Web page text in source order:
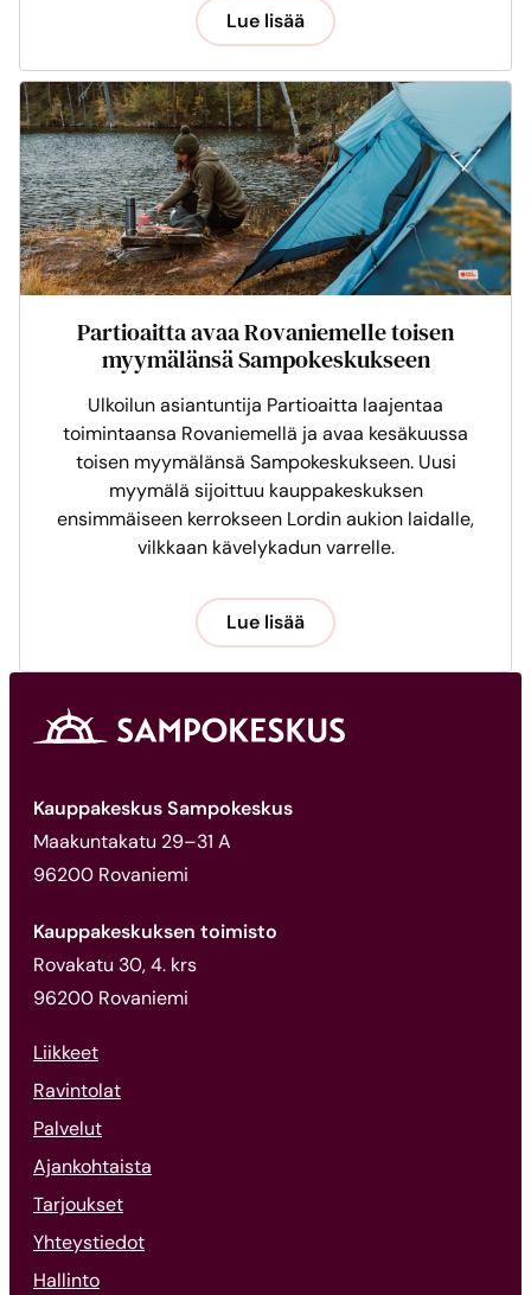
Lue lisää
Partioaitta avaa Rovaniemelle toisen
myymälänsä Sampokeskukseen
Ulkoilun asiantuntija Partioaitta laajentaa
toimintaansa Rovaniemellä ja avaa kesäkuussa
toisen myymälänsä Sampokeskukseen. Uusi
myymälä sijoittuu kauppakeskuksen
ensimmäiseen kerrokseen Lordin aukion laidalle,
vilkkaan kävelykadun varrelle.
Lue lisää
Kauppakeskus Sampokeskus
Maakuntakatu 29–31 A
96200 Rovaniemi
Kauppakeskuksen toimisto
Rovakatu 30, 4. krs
96200 Rovaniemi
Liikkeet
Ravintolat
Palvelut
Ajankohtaista
Tarjoukset
Yhteystiedot
Hallinto